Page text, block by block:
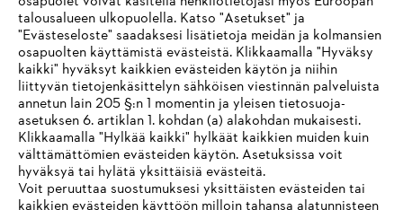
STIHL FAQ
Palvelut
Yleiset ehdot Tietosuojakäytäntö Impressum
IHR BROWSER WIRD NICHT
UNTERSTÜTZT
Sie nutzen einen Browser, den wir noch nicht unterstützen. Für
eine optimale Nutzung unserer Seite empfehlen wir Ihnen, zu
einem der folgenden Browser zu wechseln:
talousalueen ulkopuolella. Katso "Asetukset" ja
"Evästeseloste" saadaksesi lisätietoja meidän ja kolmansien
osapuolten käyttämistä evästeistä. Klikkaamalla "Hyväksy
kaikki" hyväksyt kaikkien evästeiden käytön ja niihin
liittyvän tietojenkäsittelyn sähköisen viestinnän palveluista
annetun lain 205 §:n 1 momentin ja yleisen tietosuoja-
asetuksen 6. artiklan 1. kohdan (a) alakohdan mukaisesti.
Klikkaamalla "Hylkää kaikki" hylkäät kaikkien muiden kuin
välttämättömien evästeiden käytön. Asetuksissa voit
hyväksyä tai hylätä yksittäisiä evästeitä.
Voit peruuttaa suostumuksesi yksittäisten evästeiden tai